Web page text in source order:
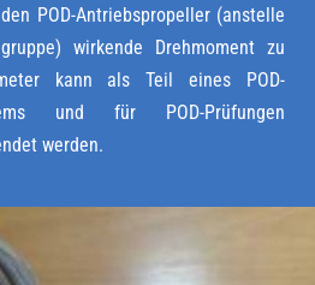
POD-Antriebspropeller (anstelle
wirkende Drehmoment zu
kann als Teil eines POD-
und für POD-Prüfungen
werden.